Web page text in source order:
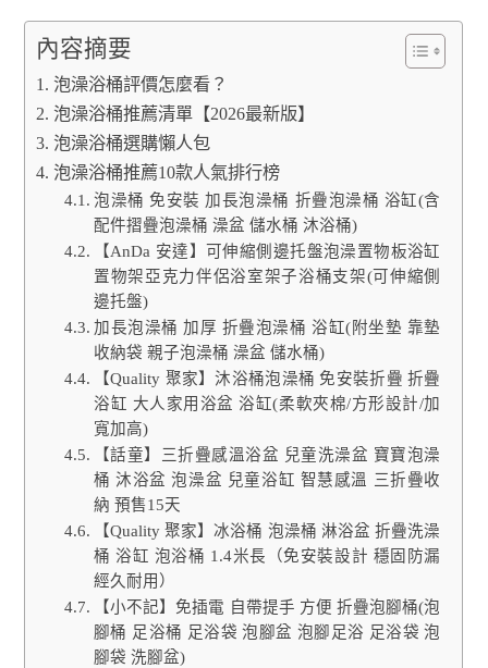
內容摘要
泡澡浴桶評價怎麼看？
泡澡浴桶推薦清單【2026最新版】
泡澡浴桶選購懶人包
泡澡浴桶推薦10款人氣排行榜
泡澡桶 免安裝 加長泡澡桶 折疊泡澡桶 浴缸(含
配件摺疊泡澡桶 澡盆 儲水桶 沐浴桶)
【AnDa 安達】可伸縮側邊托盤泡澡置物板浴缸
置物架亞克力伴侶浴室架子浴桶支架(可伸縮側
邊托盤)
加長泡澡桶 加厚 折疊泡澡桶 浴缸(附坐墊 靠墊
收納袋 親子泡澡桶 澡盆 儲水桶)
【Quality 聚家】沐浴桶泡澡桶 免安裝折疊 折疊
浴缸 大人家用浴盆 浴缸(柔軟夾棉/方形設計/加
寬加高)
【話童】三折疊感溫浴盆 兒童洗澡盆 寶寶泡澡
桶 沐浴盆 泡澡盆 兒童浴缸 智慧感溫 三折疊收
納 預售15天
【Quality 聚家】冰浴桶 泡澡桶 淋浴盆 折疊洗澡
桶 浴缸 泡浴桶 1.4米長（免安裝設計 穩固防漏
經久耐用）
【小不記】免插電 自帶提手 方便 折疊泡腳桶(泡
腳桶 足浴桶 足浴袋 泡腳盆 泡腳足浴 足浴袋 泡
腳袋 洗腳盆)